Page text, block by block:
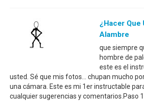
¿hacer Que
Alambre
que siempre
hombre de
este es el
usted. Sé que mis fotos... chupan mucho
una cámara. Este es mi 1er instructable
cualquier sugerencias y comentarios.Paso